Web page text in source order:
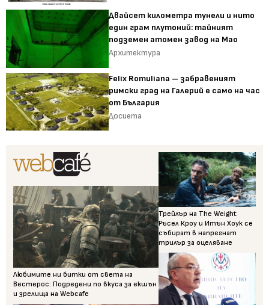
Двайсет километра тунели и нито
един грам плутоний: тайният
подземен атомен завод на Мао
Архитектура
Felix Romuliana – забравеният
римски град на Галерий е само на час
от България
Досиета
Любимите ни битки от света на
Вестерос: Подредени по вкуса за екшън
и зрелища на Webcafe
Трейлър на The Weight:
Ръсел Кроу и Итън Хоук се
събират в напрегнат
трилър за оцеляване